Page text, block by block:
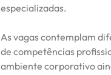
especializadas.
As vagas contemplam
de competências
ambiente corporativo